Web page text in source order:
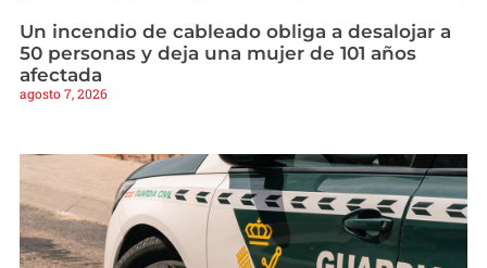
Un incendio de cableado obliga a desalojar a
50 personas y deja una mujer de 101 años
afectada
agosto 7, 2026